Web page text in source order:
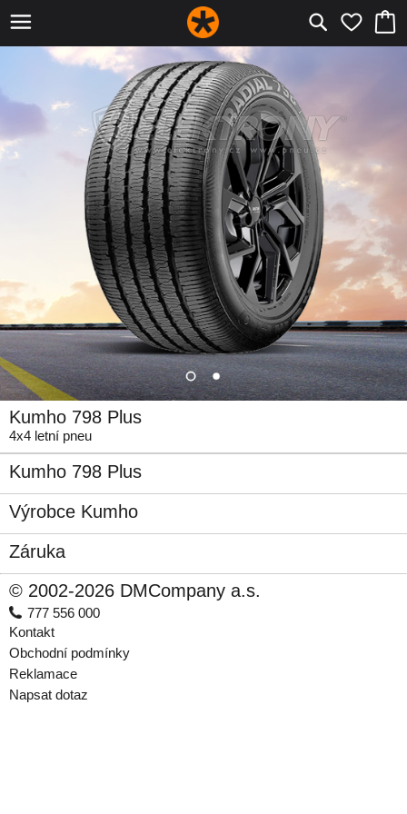
Kumho 798 Plus
4x4 letní pneu
Kumho 798 Plus
Výrobce Kumho
Záruka
© 2002-2026 DMCompany a.s.
777 556 000
Kontakt
Obchodní podmínky
Reklamace
Napsat dotaz